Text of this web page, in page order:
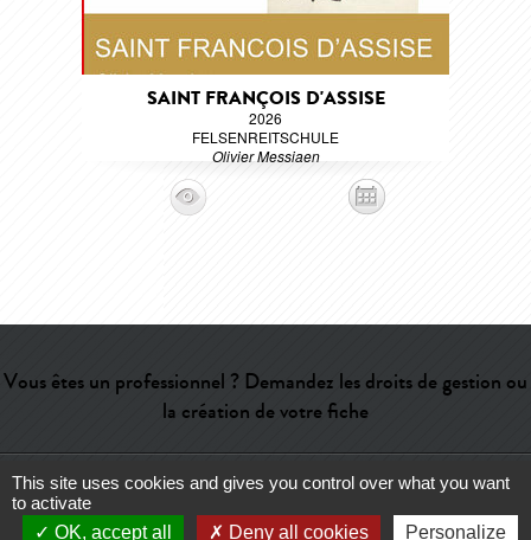
SAINT FRANÇOIS D'ASSISE
2026
FELSENREITSCHULE
Olivier Messiaen
Vous êtes un professionnel ? Demandez les droits de gestion ou
la création de votre fiche
Aide-Contact-Admin-Lexique-CGU-Qui sommes-nous ?-
This site uses cookies and gives you control over what you want
to activate
OK, accept all
Deny all cookies Personalize